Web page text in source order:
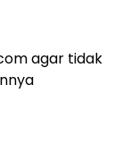
agar tidak